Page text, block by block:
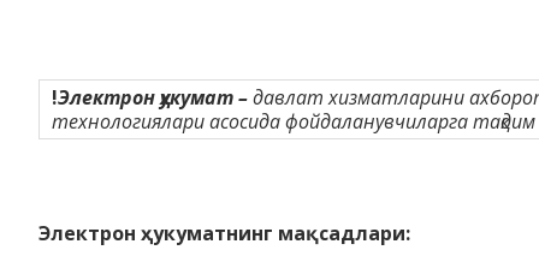
!Электрон ҳукумат –давлат хизматларини
технологиялари асосида фойдаланувчиларга
Электрон ҳукуматнинг мақсадлари: